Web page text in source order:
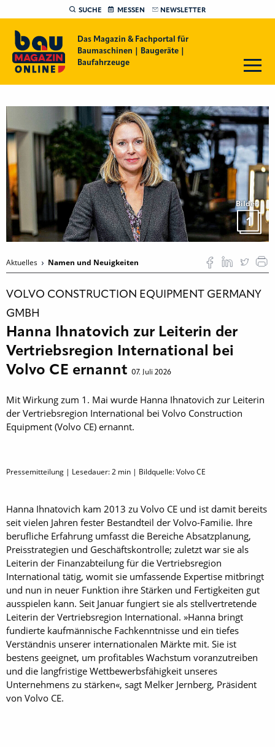
SUCHE MESSEN NEWSLETTER
Das Magazin & Fachportal für
Baumaschinen | Baugeräte |
Baufahrzeuge
Bilder
1
Aktuelles Namen und Neuigkeiten
VOLVO CONSTRUCTION EQUIPMENT GERMANY
GMBH
Hanna Ihnatovich zur Leiterin der
Vertriebsregion International bei
Volvo CE ernannt 07. Juli 2026
Mit Wirkung zum 1. Mai wurde Hanna Ihnatovich zur Leiterin
der Vertriebsregion International bei Volvo Construction
Equipment (Volvo CE) ernannt.
Pressemitteilung | Lesedauer:2 min | Bildquelle: Volvo CE
Hanna Ihnatovich kam 2013 zu Volvo CE und ist damit bereits
seit vielen Jahren fester Bestandteil der Volvo-Familie. Ihre
berufliche Erfahrung umfasst die Bereiche Absatzplanung,
Preisstrategien und Geschäftskontrolle; zuletzt war sie als
Leiterin der Finanzabteilung für die Vertriebsregion
International tätig, womit sie umfassende Expertise mitbringt
und nun in neuer Funktion ihre Stärken und Fertigkeiten gut
ausspielen kann. Seit Januar fungiert sie als stellvertretende
Leiterin der Vertriebsregion International. »Hanna bringt
fundierte kaufmännische Fachkenntnisse und ein tiefes
Verständnis unserer internationalen Märkte mit. Sie ist
bestens geeignet, um profitables Wachstum voranzutreiben
und die langfristige Wettbewerbsfähigkeit unseres
Unternehmens zu stärken«, sagt Melker Jernberg, Präsident
von Volvo CE.